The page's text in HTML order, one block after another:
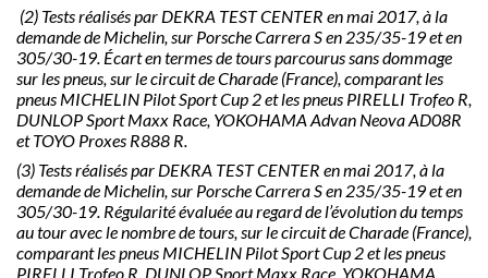
(2) Tests réalisés par DEKRA TEST CENTER en mai 2017, à la
demande de Michelin, sur Porsche Carrera S en 235/35-19 et en
305/30-19. Écart en termes de tours parcourus sans dommage
sur les pneus, sur le circuit de Charade (France), comparant les
pneus MICHELIN Pilot Sport Cup 2 et les pneus PIRELLI Trofeo R,
DUNLOP Sport Maxx Race, YOKOHAMA Advan Neova AD08R
et TOYO Proxes R888 R.
(3) Tests réalisés par DEKRA TEST CENTER en mai 2017, à la
demande de Michelin, sur Porsche Carrera S en 235/35-19 et en
305/30-19. Régularité évaluée au regard de l’évolution du temps
au tour avec le nombre de tours, sur le circuit de Charade (France),
comparant les pneus MICHELIN Pilot Sport Cup 2 et les pneus